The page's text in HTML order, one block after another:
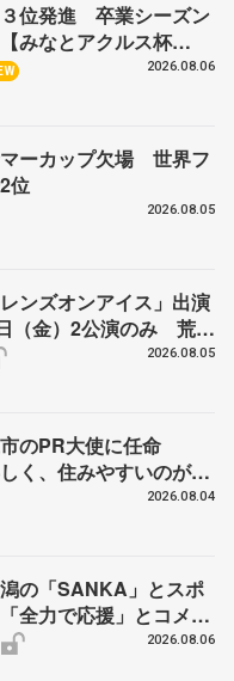
位発進 卒業シーズン
みなとアクルス杯
2026.08.06
ーカップ欠場 世界フ
位
2026.08.05
ンズオンアイス」出演
（金）2公演のみ 荒川
ュース、20周年のアイ
2026.08.05
のPR大使に任命
く、住みやすいのが魅
2026.08.04
の「SANKA」とスポ
全力で応援」とコメン
2026.08.06